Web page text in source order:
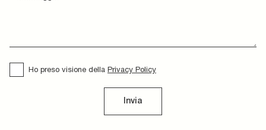
Ho preso visione della Privacy Policy
Invia